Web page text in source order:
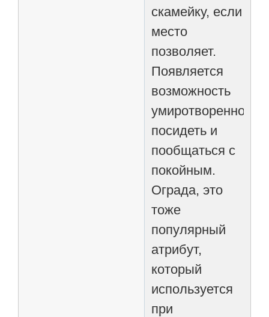
скамейку, если
место
позволяет.
Появляется
возможность
умиротворенно
посидеть и
пообщаться с
покойным.
Ограда, это
тоже
популярный
атрибут,
который
используется
при